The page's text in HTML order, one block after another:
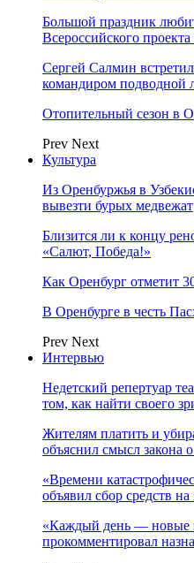
Большой праздник
Всероссийского
Сергей Салмин
командиром подводной
Отопительный сезон в
Prev Next
Культура
Из Оренбуржья в
вывезти бурых медвежат
Близится ли к концу
«Салют, Победа!»
Как Оренбург отметит
В Оренбурге в честь
Prev Next
Интервью
Недетский репертуар
том, как найти своего
Жителям платить и
объяснил смысл
«Времени
объявил сбор средств
«Каждый день —
прокомментировал